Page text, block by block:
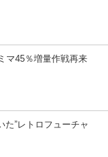
マ45％増量作戦再来
”レトロフューチャ